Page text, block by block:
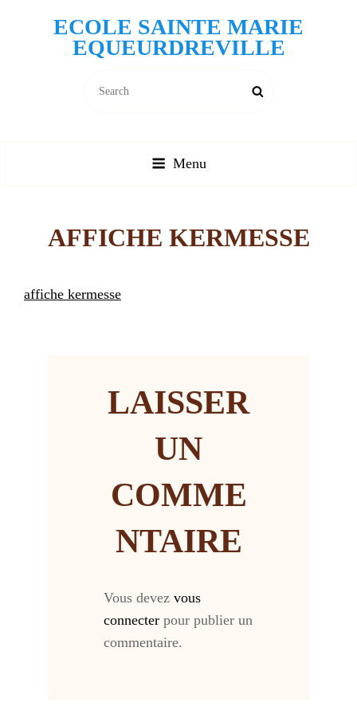
ECOLE SAINTE MARIE
EQUEURDREVILLE
Menu
AFFICHE KERMESSE
affiche kermesse
LAISSER
UN
COMME
NTAIRE
Vous devez vous
connecter pour publier un
commentaire.